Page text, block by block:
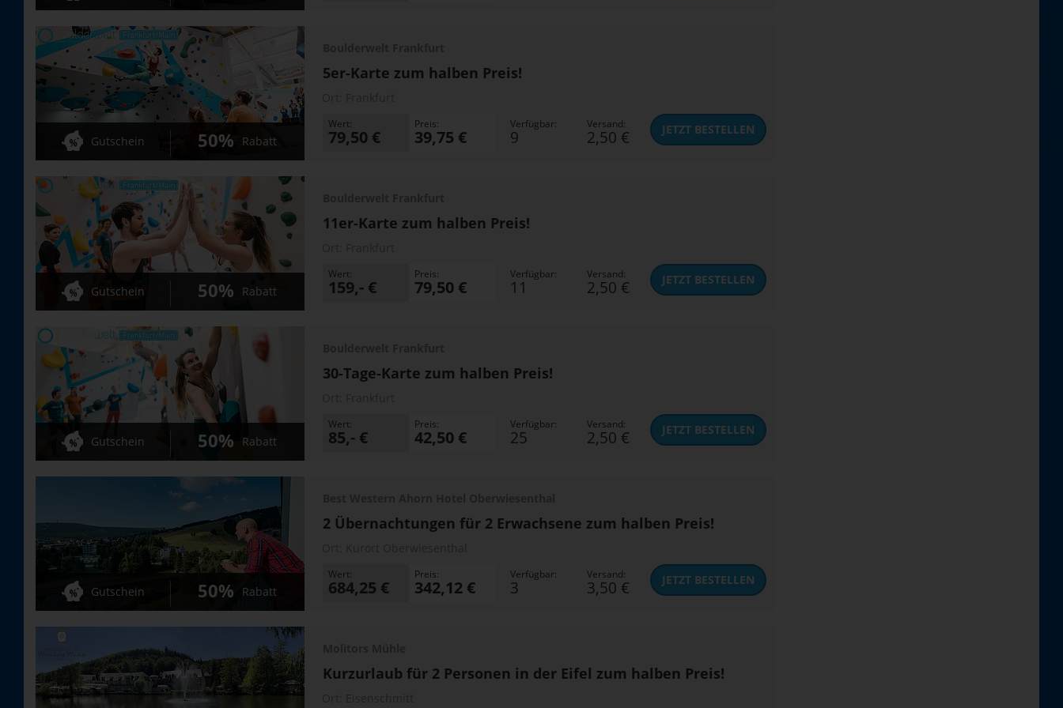
5er-Karte zum halben Preis!
Gutschein 50% Rabatt
JETZTBESTELLEN
Wert:
79,50 €
Preis:
39,75 €
Verfügbar:
9
Versand:
2,50 €
11er-Karte zum halben Preis!
Gutschein 50% Rabatt
JETZTBESTELLEN
Wert:
159,- €
Preis:
79,50 €
Verfügbar:
11
Versand:
2,50 €
30-Tage-Karte zum halben Preis!
Gutschein 50% Rabatt
JETZTBESTELLEN
Wert:
85,- €
Preis:
42,50 €
Verfügbar:
25
Versand:
2,50 €
2 Übernachtungen für 2 Erwachsene zum halben Preis!
Gutschein 50% Rabatt
JETZTBESTELLEN
Wert:
684,25 €
Preis:
342,12 €
Verfügbar:
3
Versand:
3,50 €
Kurzurlaub für 2 Personen in der Eifel zum halben Preis!